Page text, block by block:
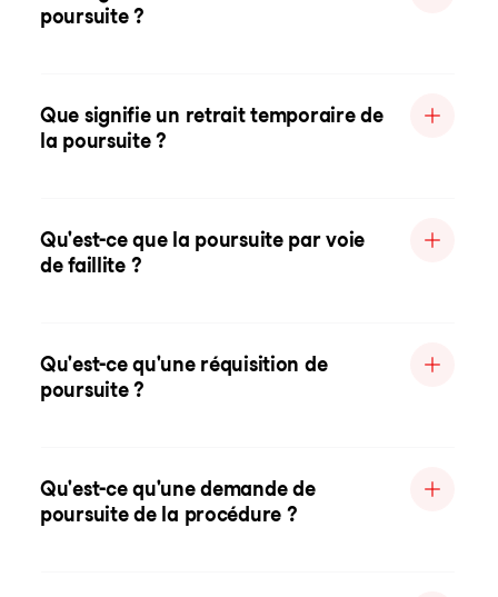
poursuite ?
Que signifie un retrait temporaire de
la poursuite ?
Qu'est-ce que la poursuite par voie
de faillite ?
Qu'est-ce qu'une réquisition de
poursuite ?
Qu'est-ce qu'une demande de
poursuite de la procédure ?